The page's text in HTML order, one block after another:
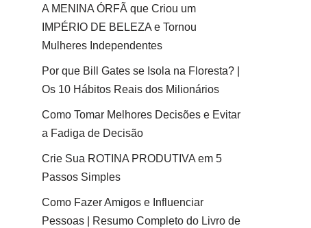
A MENINA ÓRFÃ que Criou um
IMPÉRIO DE BELEZA e Tornou
Mulheres Independentes
Por que Bill Gates se Isola na Floresta? |
Os 10 Hábitos Reais dos Milionários
Como Tomar Melhores Decisões e Evitar
a Fadiga de Decisão
Crie Sua ROTINA PRODUTIVA em 5
Passos Simples
Como Fazer Amigos e Influenciar
Pessoas | Resumo Completo do Livro de